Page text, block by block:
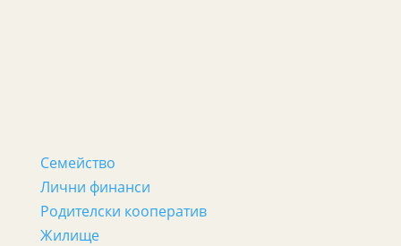
Семейство
Лични финанси
Родителски кооператив
Жилище